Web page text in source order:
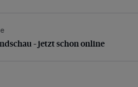
– jetzt schon online
– jetzt schon online
für die Alte Freiheit